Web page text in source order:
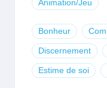
Animation/Jeu
Bonheur
Discernement
Estime de soi